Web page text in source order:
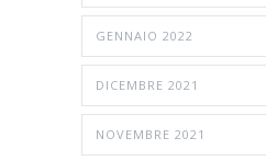
GENNAIO 2022
DICEMBRE 2021
NOVEMBRE 2021